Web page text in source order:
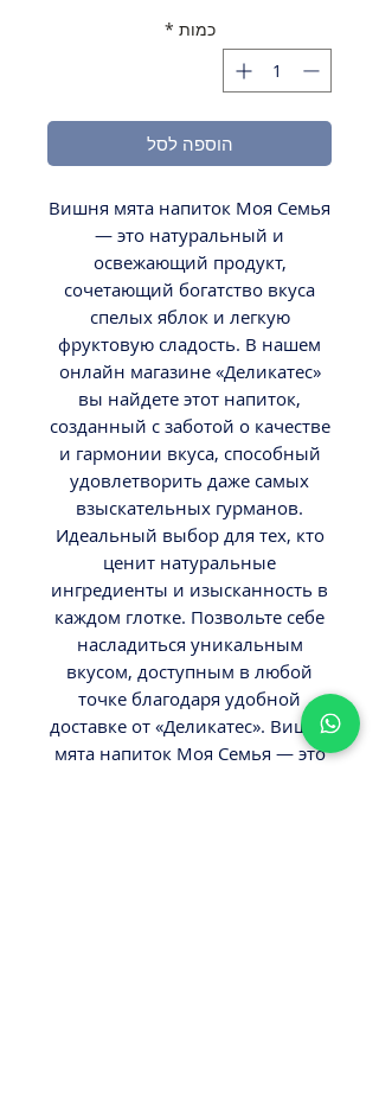
כמות *
הוספה לסל
Вишня мята напиток Моя Семья
— это натуральный и
освежающий продукт,
сочетающий богатство вкуса
спелых яблок и легкую
фруктовую сладость. В нашем
онлайн магазине «Деликатес»
вы найдете этот напиток,
созданный с заботой о качестве
и гармонии вкуса, способный
удовлетворить даже самых
взыскательных гурманов.
Идеальный выбор для тех, кто
ценит натуральные
ингредиенты и изысканность в
каждом глотке. Позвольте себе
насладиться уникальным
вкусом, доступным в любой
точке благодаря удобной
доставке от «Деликатес». Вишня
мята напиток Моя Семья — это